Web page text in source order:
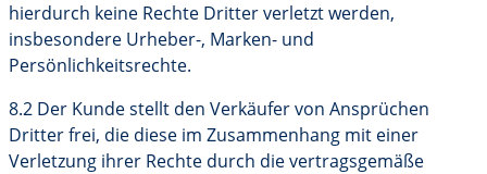
hierdurch keine Rechte Dritter verletzt werden,
insbesondere Urheber-, Marken- und
Persönlichkeitsrechte.
8.2 Der Kunde stellt den Verkäufer von Ansprüchen
Dritter frei, die diese im Zusammenhang mit einer
Verletzung ihrer Rechte durch die vertragsgemäße